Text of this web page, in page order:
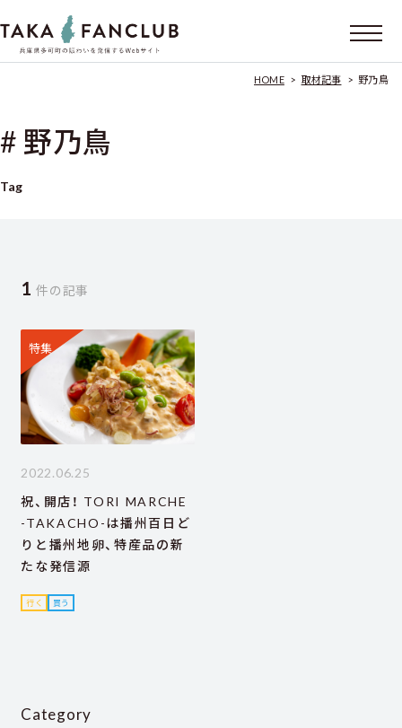
HOME > 取材記事 > 野乃鳥
# 野乃鳥
Tag
1 件の記事
特集
2022.06.25
祝、開店！ TORI MARCHE
-TAKACHO-は播州百日ど
りと播州地卵、特産品の新
たな発信源
行く 買う
Category